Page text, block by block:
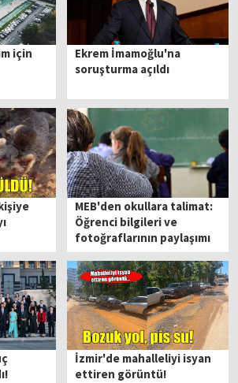
için
Ekrem İmamoğlu'na
soruşturma açıldı
MEB'den okullara talimat:
Öğrenci bilgileri ve
fotoğraflarının paylaşımı
tamamen yasaklandı
İzmir'de mahalleliyi isyan
ettiren görüntü!